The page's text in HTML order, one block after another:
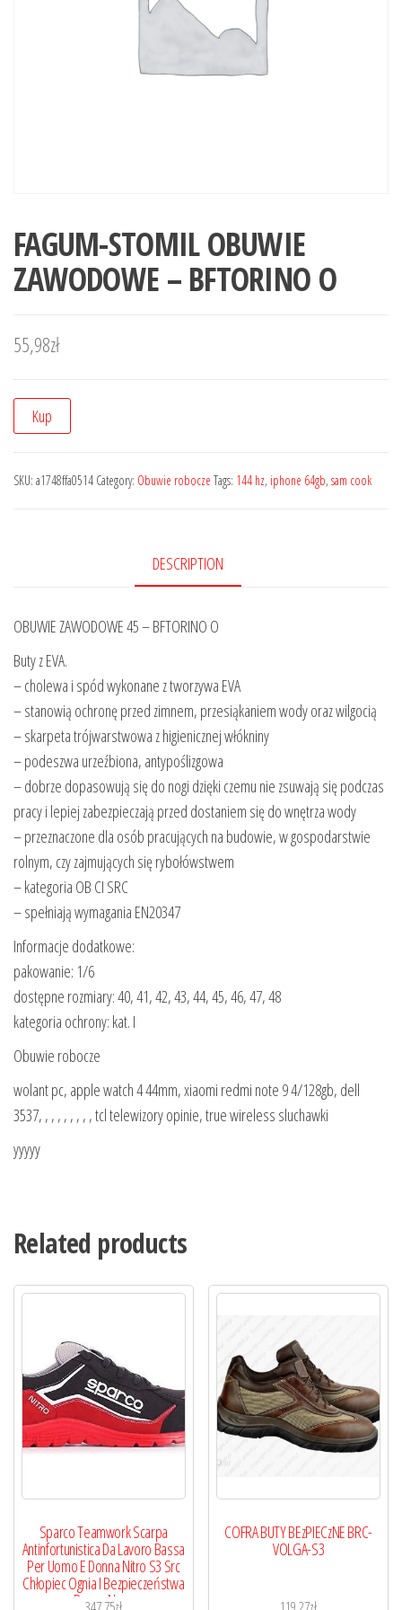
FAGUM-STOMIL OBUWIE
ZAWODOWE – BFTORINO O
55,98zł
Kup
SKU: a1748ffa0514 Category: Obuwie robocze Tags: 144 hz, iphone 64gb, sam cook
DESCRIPTION
OBUWIE ZAWODOWE 45 – BFTORINO O
Buty z EVA.
– cholewa i spód wykonane z tworzywa EVA
– stanowią ochronę przed zimnem, przesiąkaniem wody oraz wilgocią
– skarpeta trójwarstwowa z higienicznej włókniny
– podeszwa urzeźbiona, antypoślizgowa
– dobrze dopasowują się do nogi dzięki czemu nie zsuwają się podczas
pracy i lepiej zabezpieczają przed dostaniem się do wnętrza wody
– przeznaczone dla osób pracujących na budowie, w gospodarstwie
rolnym, czy zajmujących się rybołówstwem
– kategoria OB CI SRC
– spełniają wymagania EN20347
Informacje dodatkowe:
pakowanie: 1/6
dostępne rozmiary: 40, 41, 42, 43, 44, 45, 46, 47, 48
kategoria ochrony: kat. I
Obuwie robocze
wolant pc, apple watch 4 44mm, xiaomi redmi note 9 4/128gb, dell
3537, , , , , , , , , tcl telewizory opinie, true wireless sluchawki
yyyyy
Related products
Sparco Teamwork Scarpa
Antinfortunistica Da Lavoro Bassa
Per Uomo E Donna Nitro S3 Src
Chłopiec Ognia I Bezpieczeństwa
Rosso Nero
COFRA BUTY BEzPIECzNE BRC-
VOLGA-S3